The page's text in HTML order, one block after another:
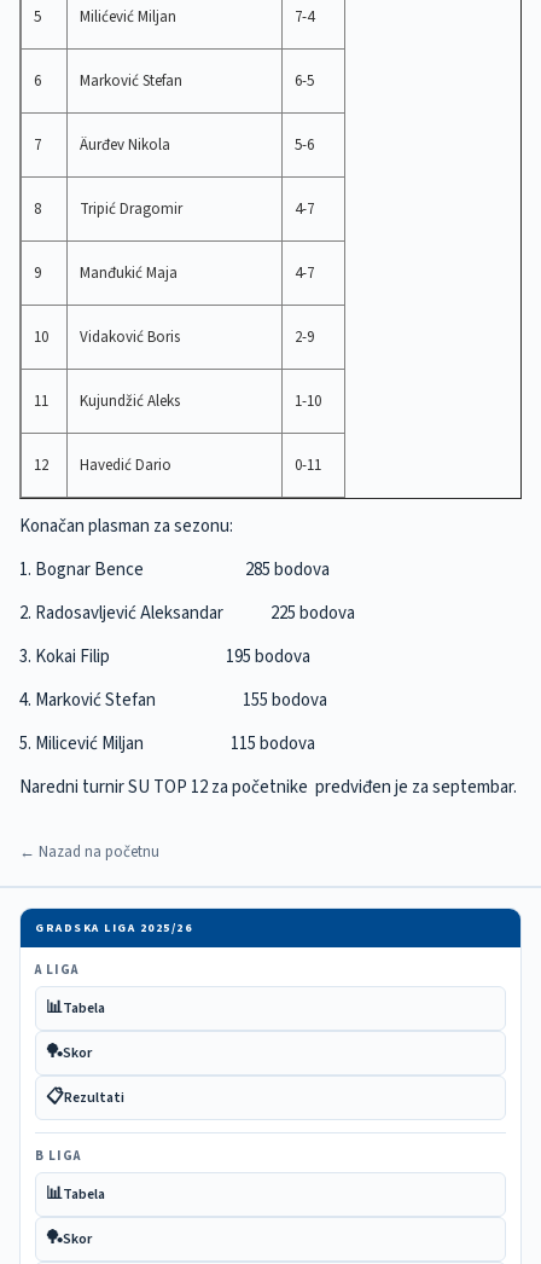
5 Milićević Miljan 7-4
6 Marković Stefan 6-5
7 Äurđev Nikola 5-6
8 Tripić Dragomir 4-7
9 Manđukić Maja 4-7
10 Vidaković Boris 2-9
11 Kujundžić Aleks 1-10
12 Havedić Dario 0-11
Konačan plasman za sezonu:
1. Bognar Bence 285 bodova
2. Radosavljević Aleksandar 225 bodova
3. Kokai Filip 195 bodova
4. Marković Stefan 155 bodova
5. Milicević Miljan 115 bodova
Naredni turnir SU TOP 12 za početnike predviđen je za septembar.
← Nazad na početnu
GRADSKA LIGA 2025/26
A LIGA
📊Tabela
🏓Skor
📋Rezultati
B LIGA
📊Tabela
🏓Skor